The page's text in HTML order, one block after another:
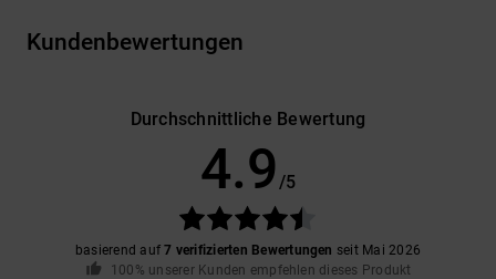
Kundenbewertungen
Durchschnittliche Bewertung
4.9 /5
basierend auf7 verifizierten Bewertungen seit Mai 2026
100% unserer Kunden empfehlen dieses Produkt